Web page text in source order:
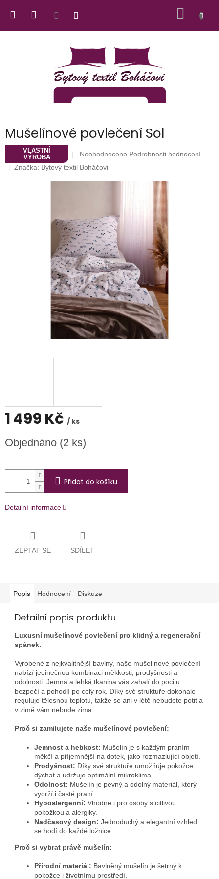
Mušelínové povlečení Sol
VLASTNÍ
VÝROBA
Průměrné
produktu
je
hvězdiček.
Neohodnoceno Podrobnosti hodnocení
Značka: Bytový textil Boháčovi
1 499 Kč / ks
cena:
Objednáno (2 ks)
Přidat do košíku
Detailní informace
ZEPTAT SE SDÍLET
Popis Hodnocení Diskuze
Detailní popis produktu
Luxusní mušelínové povlečení pro klidný a regenerační
spánek.
Vyrobené z nejkvalitnější bavlny, naše mušelínové povlečení
nabízí jedinečnou kombinaci měkkosti, prodyšnosti a
odolnosti. Jemná a lehká tkanina vás zahalí do pocitu
bezpečí a pohodlí po celý rok. Díky své struktuře dokonale
reguluje tělesnou teplotu, takže se ani v létě nebudete potit a
v zimě vám nebude zima.
Proč si zamilujete naše mušelínové povlečení:
Jemnost a hebkost: Mušelín je s každým praním
měkčí a příjemnější na dotek, jako rozmazlující objetí.
Prodyšnost: Díky své struktuře umožňuje pokožce
dýchat a udržuje optimální mikroklima.
Odolnost: Mušelín je pevný a odolný materiál, který
vydrží i časté praní.
Hypoalergenní: Vhodné i pro osoby s citlivou
pokožkou a alergiky.
Nadčasový design: Jednoduchý a elegantní vzhled
se hodí do každé ložnice.
Proč si vybrat právě mušelín:
Přírodní materiál: Bavlněný mušelín je šetrný k
pokožce i životnímu prostředí.